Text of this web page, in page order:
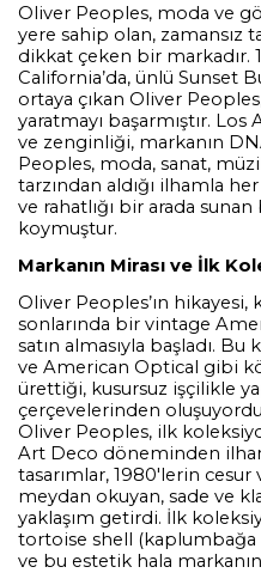
Oliver Peoples, moda ve
yere sahip olan, zamansız
dikkat çeken bir markadır.
California’da, ünlü Sunset
ortaya çıkan Oliver
yaratmayı başarmıştır.
ve zenginliği, markanın
Peoples, moda, sanat,
tarzından aldığı ilhamla
ve rahatlığı bir arada
koymuştur.
Markanın Mirası ve İlk
Oliver Peoples’ın hikayesi,
sonlarında bir vintage
satın almasıyla başladı.
ve American Optical gibi
ürettiği, kusursuz işçilikle
çerçevelerinden
Oliver Peoples, ilk
Art Deco döneminden
tasarımlar, 1980'lerin
meydan okuyan, sade ve
yaklaşım getirdi. İlk
tortoise shell (kaplumbağa
ve bu estetik hala